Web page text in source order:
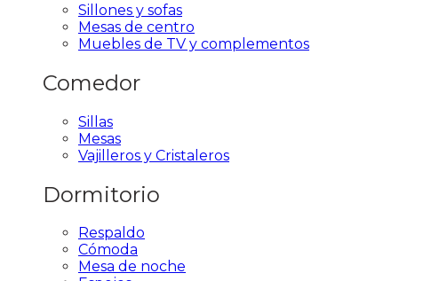
Sillones y sofas
Mesas de centro
Muebles de TV y complementos
Comedor
Sillas
Mesas
Vajilleros y Cristaleros
Dormitorio
Respaldo
Cómoda
Mesa de noche